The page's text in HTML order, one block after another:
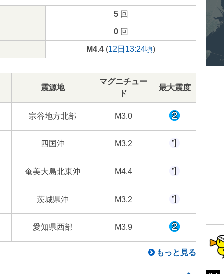
5回
0回
M4.4(12日13:24頃)
震源地
マグニチュー
ド
最大震度
宗谷地方北部 M3.0
四国沖 M3.2
奄美大島北東沖 M4.4
茨城県沖 M3.2
愛知県西部 M3.9
もっと見る